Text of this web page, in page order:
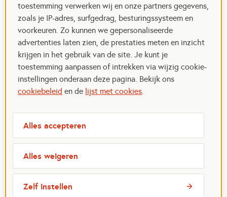
toestemming verwerken wij en onze partners gegevens,
zoals je IP-adres, surfgedrag, besturingssysteem en
voorkeuren. Zo kunnen we gepersonaliseerde
advertenties laten zien, de prestaties meten en inzicht
krijgen in het gebruik van de site. Je kunt je
toestemming aanpassen of intrekken via wijzig cookie-
instellingen onderaan deze pagina. Bekijk ons
cookiebeleid en de lijst met cookies.
Alles accepteren
Alles weigeren
Zelf instellen